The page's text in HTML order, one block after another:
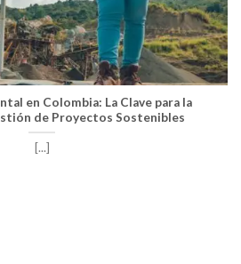
en Colombia: La Clave para la
de Proyectos Sostenibles
[...]